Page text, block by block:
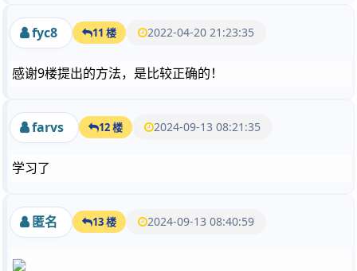
fyc8 11 楼 2022-04-20 21:23:35
感谢9楼提出的方法，是比较正确的！
farvs 12 楼 2024-09-13 08:21:35
学习了
匿名 13 楼 2024-09-13 08:40:59